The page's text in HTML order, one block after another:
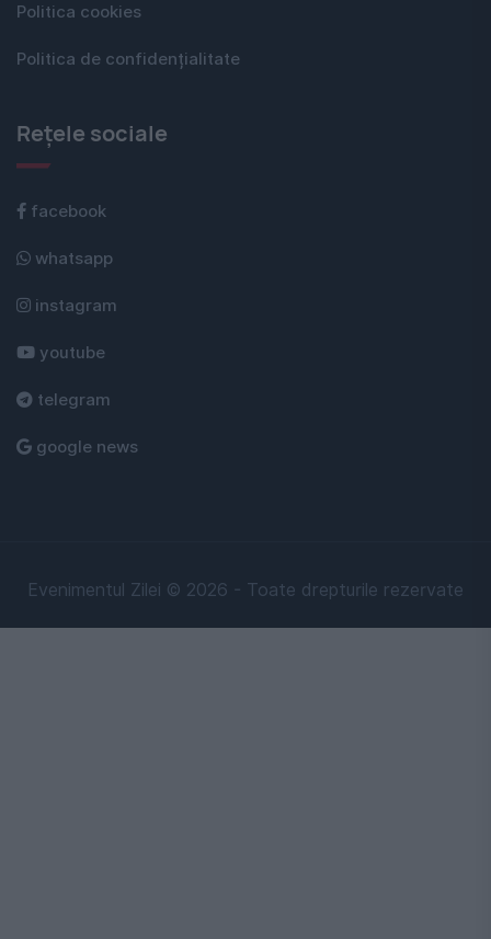
Politica cookies
Politica de confidențialitate
Rețele sociale
facebook
whatsapp
instagram
youtube
telegram
google news
Evenimentul Zilei © 2026 - Toate drepturile rezervate